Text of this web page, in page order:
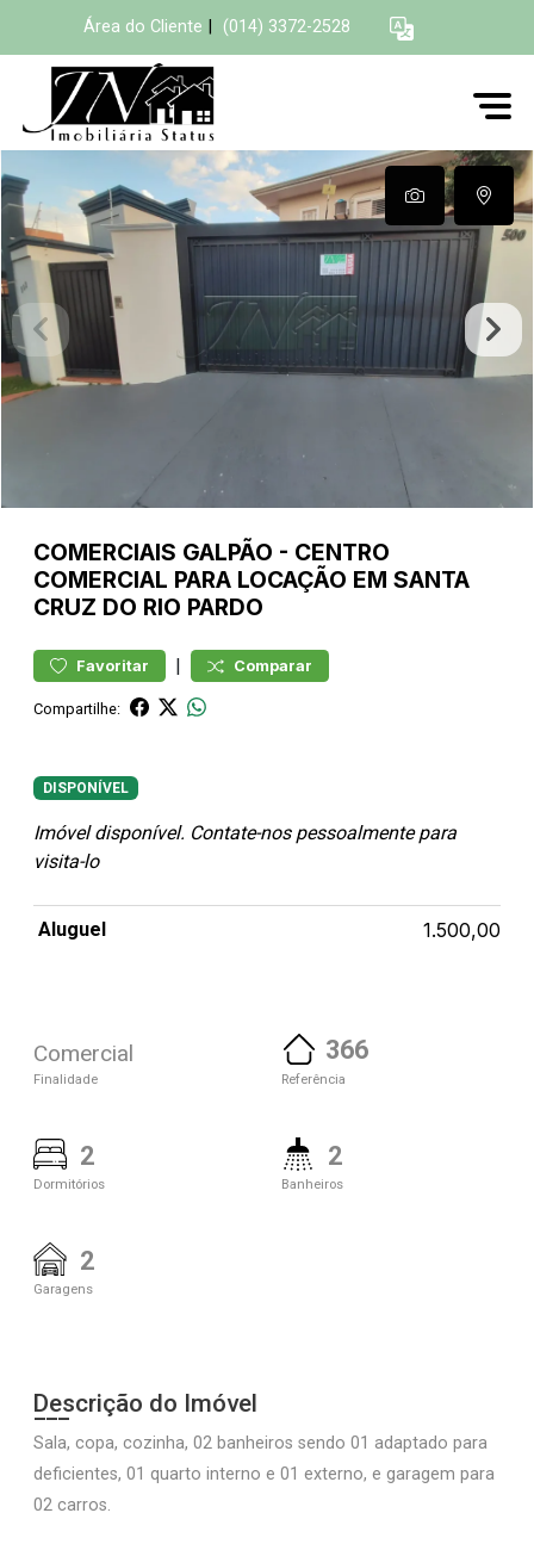
Área do Cliente (014) 3372-2528
COMERCIAIS GALPÃO - CENTRO
COMERCIAL PARA LOCAÇÃO EM SANTA
CRUZ DO RIO PARDO
Favoritar | Comparar
Compartilhe:
DISPONÍVEL
Imóvel disponível. Contate-nos pessoalmente para
visita-lo
Aluguel 1.500,00
Comercial
Finalidade
366
Referência
2
Dormitórios
2
Banheiros
2
Garagens
Descrição do Imóvel
Sala, copa, cozinha, 02 banheiros sendo 01 adaptado para
deficientes, 01 quarto interno e 01 externo, e garagem para
02 carros.